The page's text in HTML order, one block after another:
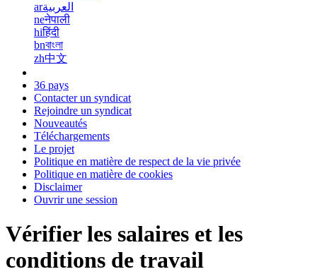
arالعربية
neनेपाली
hiहिंदी
bnবাংলা
zh中文
36 pays
Contacter un syndicat
Rejoindre un syndicat
Nouveautés
Téléchargements
Le projet
Politique en matière de respect de la vie privée
Politique en matière de cookies
Disclaimer
Ouvrir une session
Vérifier les salaires et les
conditions de travail